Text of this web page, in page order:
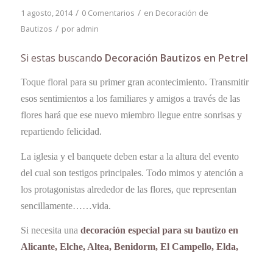
1 agosto, 2014 / 0 Comentarios / en Decoración de
Bautizos / por admin
Si estas buscando Decoración Bautizos en Petrel
Toque floral para su primer gran acontecimiento. Transmitir
esos sentimientos a los familiares y amigos a través de las
flores hará que ese nuevo miembro llegue entre sonrisas y
repartiendo felicidad.
La iglesia y el banquete deben estar a la altura del evento
del cual son testigos principales. Todo mimos y atención a
los protagonistas alrededor de las flores, que representan
sencillamente……vida.
Si necesita una decoración especial para su bautizo en
Alicante, Elche, Altea, Benidorm, El Campello, Elda,